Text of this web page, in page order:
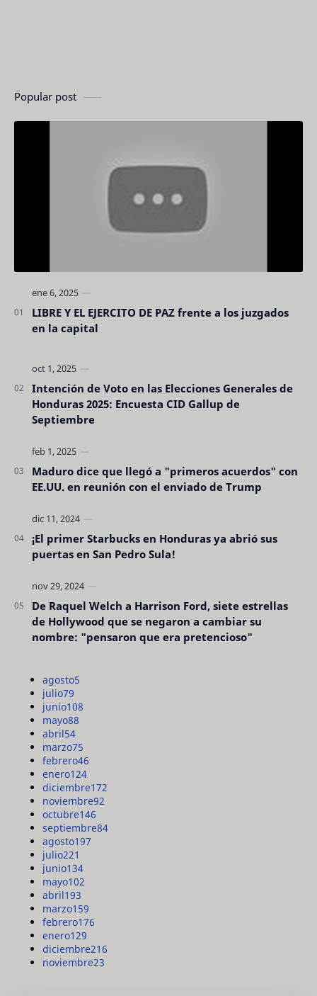
Popular post
LIBRE Y EL EJERCITO DE PAZ frente a los juzgados
en la capital
Intención de Voto en las Elecciones Generales de
Honduras 2025: Encuesta CID Gallup de
Septiembre
Maduro dice que llegó a "primeros acuerdos" con
EE.UU. en reunión con el enviado de Trump
¡El primer Starbucks en Honduras ya abrió sus
puertas en San Pedro Sula!
De Raquel Welch a Harrison Ford, siete estrellas
de Hollywood que se negaron a cambiar su
nombre: "pensaron que era pretencioso"
agosto5
julio79
junio108
mayo88
abril54
marzo75
febrero46
enero124
diciembre172
noviembre92
octubre146
septiembre84
agosto197
julio221
junio134
mayo102
abril193
marzo159
febrero176
enero129
diciembre216
noviembre23